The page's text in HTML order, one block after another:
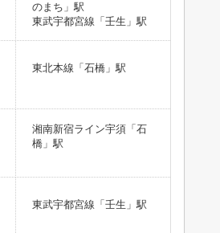
のまち」駅
東武宇都宮線「壬生」駅
東北本線「石橋」駅
湘南新宿ライン宇須「石
橋」駅
東武宇都宮線「壬生」駅